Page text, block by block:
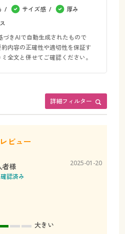
サイズ感
厚み
きAIで自動生成されたもので
内容の正確性や適切性を保証す
全文と併せてご確認ください。
詳細フィルター
ビュー
者様
認済み
2025-01-20
大きい